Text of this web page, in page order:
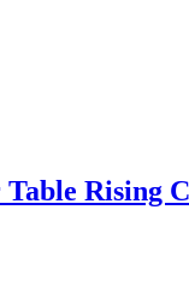
Rising